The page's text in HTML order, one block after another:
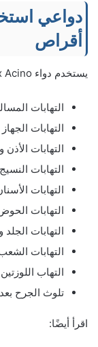
أقراص
يستخدم دواء CoAmox Acino مضاد حيوي في علاج الحالات التالية:
التهابات
التهابات
التهابات
التهابات
التهابات
التهابات
التهابات الجلد
التهابات
التهاب
تلوث الجرح
اقرأ أيضًا: